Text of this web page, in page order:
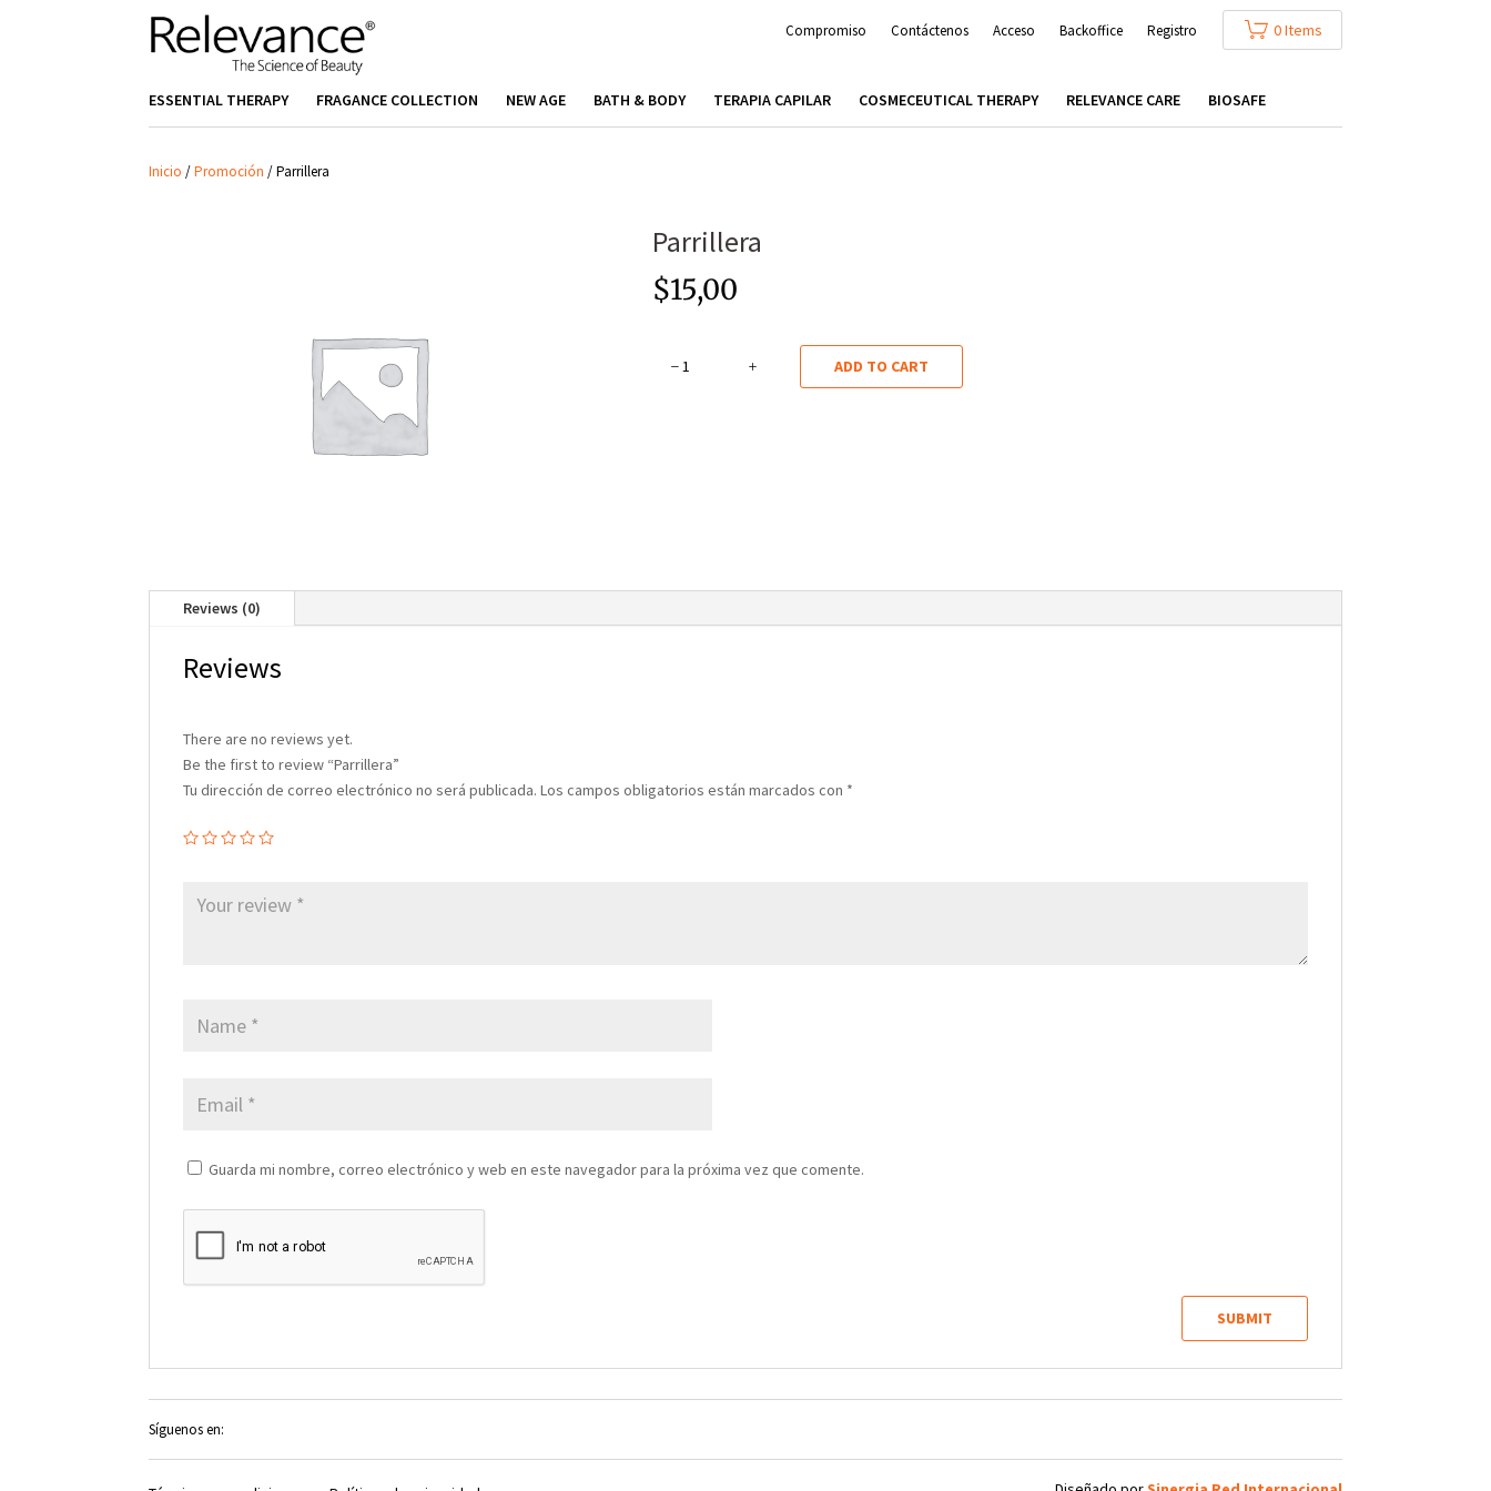
Compromiso Contáctenos Acceso Backoffice Registro 0 Items
ESSENTIAL THERAPY FRAGANCE COLLECTION NEW AGE BATH & BODY TERAPIA CAPILAR COSMECEUTICAL THERAPY RELEVANCE CARE BIOSAFE
Inicio /Promoción /Parrillera
Parrillera
$15,00
quantity
ADD TO CART
Reviews (0)
Reviews
There are no reviews yet.
Be the first to review “Parrillera”
Tu dirección de correo electrónico no será publicada. Los campos obligatorios están marcados con *
Guarda mi nombre, correo electrónico y web en este navegador para la próxima vez que comente.
Síguenos en: